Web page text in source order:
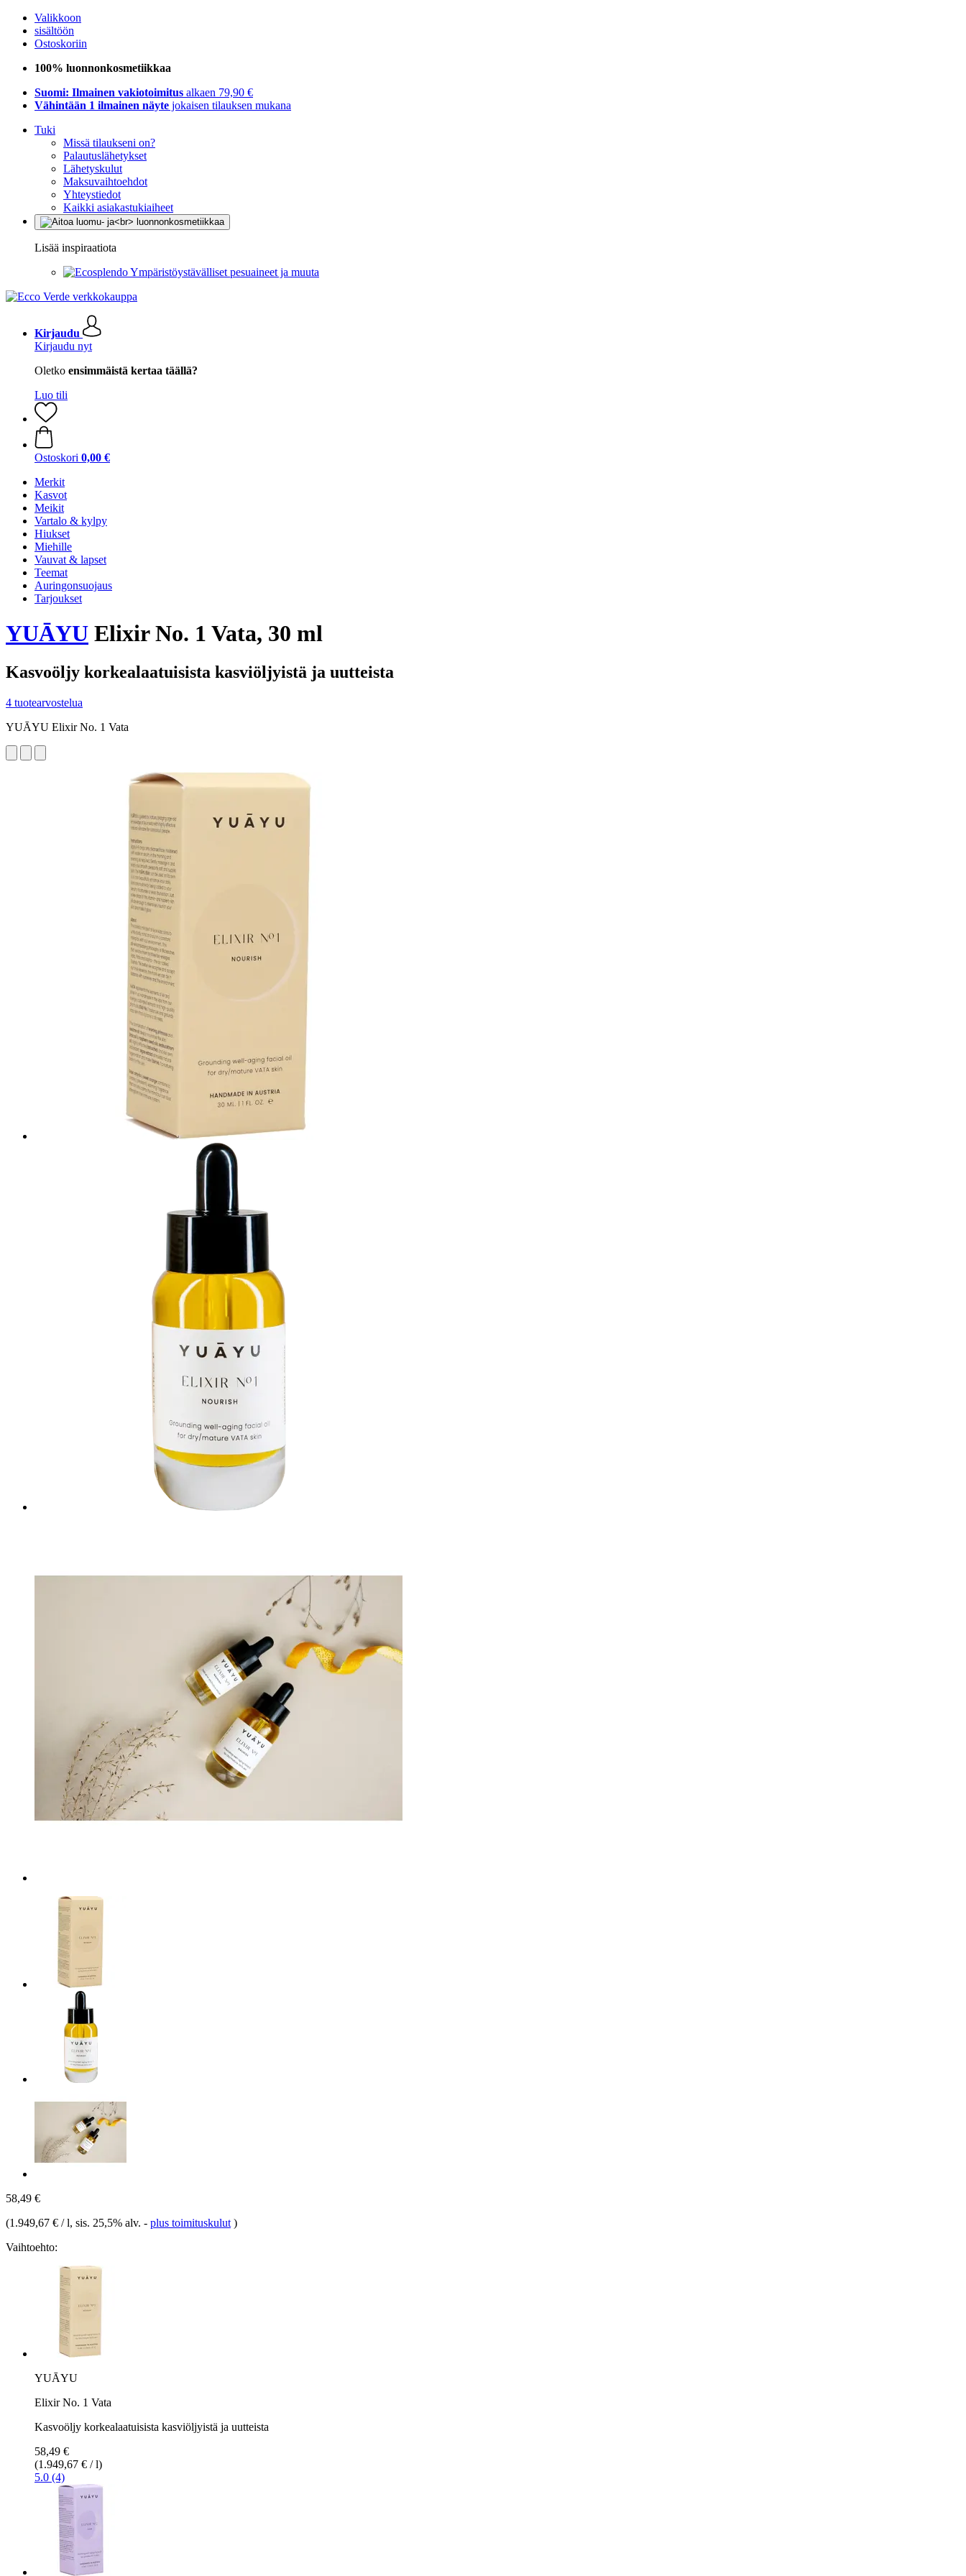
Valikkoon
sisältöön
Ostoskoriin
100% luonnonkosmetiikkaa
Suomi: Ilmainen vakiotoimitus alkaen 79,90 €
Vähintään 1 ilmainen näyte jokaisen tilauksen mukana
Tuki
Missä tilaukseni on?
Palautuslähetykset
Lähetyskulut
Maksuvaihtoehdot
Yhteystiedot
Kaikki asiakastukiaiheet
Lisää inspiraatiota
Ympäristöystävälliset pesuaineet ja muuta
Kirjaudu
Kirjaudu nyt
Oletko ensimmäistä kertaa täällä?
Luo tili
Ostoskori 0,00 €
Merkit
Kasvot
Meikit
Vartalo & kylpy
Hiukset
Miehille
Vauvat & lapset
Teemat
Auringonsuojaus
Tarjoukset
YUĀYU Elixir No. 1 Vata, 30 ml
Kasvoöljy korkealaatuisista kasviöljyistä ja uutteista
4 tuotearvostelua
YUĀYU Elixir No. 1 Vata
58,49 €
(1.949,67 € / l, sis. 25,5% alv. - plus toimituskulut )
Vaihtoehto:
YUĀYU
Elixir No. 1 Vata
Kasvoöljy korkealaatuisista kasviöljyistä ja uutteista
58,49 €
(1.949,67 € / l)
5.0 (4)